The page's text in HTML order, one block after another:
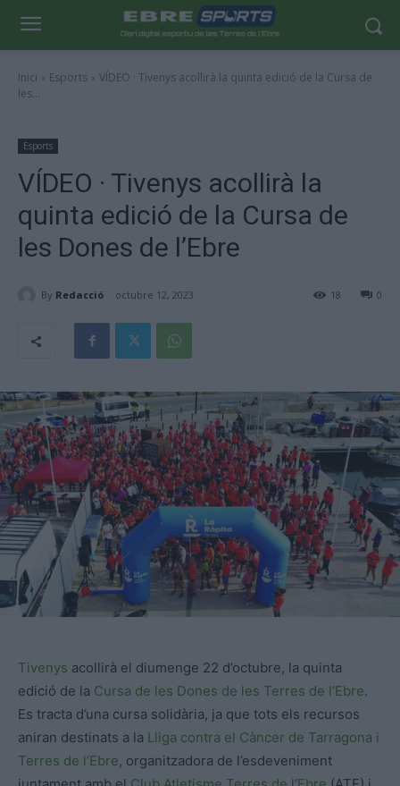
Inici Esports
VÍDEO · Tivenys acollirà la quinta edició de la Cursa de
les...
Esports
VÍDEO · Tivenys acollirà la
quinta edició de la Cursa de
les Dones de l’Ebre
By Redacció octubre 12, 2023 0
18
Tivenys acollirà el diumenge 22 d’octubre, la quinta
edició de la Cursa de les Dones de les Terres de l’Ebre.
Es tracta d’una cursa solidària, ja que tots els recursos
aniran destinats a la Lliga contra el Càncer de Tarragona i
Terres de l’Ebre, organitzadora de l’esdeveniment